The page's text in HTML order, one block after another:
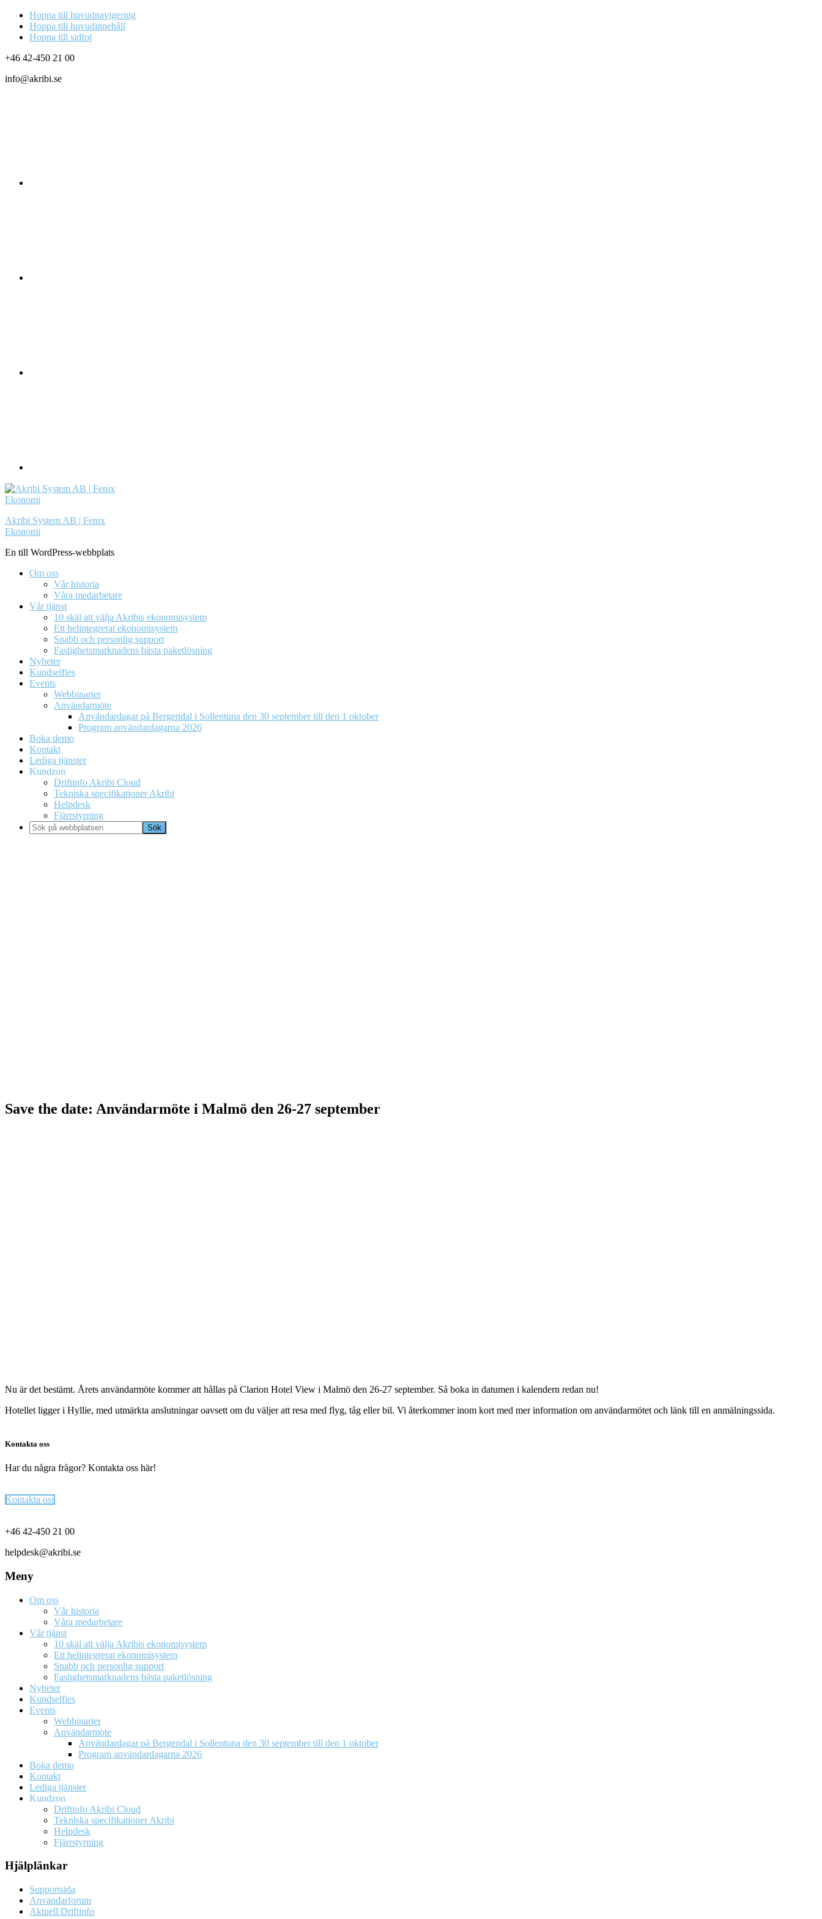
Hoppa till huvudnavigering
Hoppa till huvudinnehåll
Hoppa till sidfot
+46 42-450 21 00
info@akribi.se
Akribi System AB | Fenix
Ekonomi
En till WordPress-webbplats
Om oss
Vår historia
Våra medarbetare
Vår tjänst
10 skäl att välja Akribis ekonomisystem
Ett helintegrerat ekonomisystem
Snabb och personlig support
Fastighetsmarknadens bästa paketlösning
Nyheter
Kundselfies
Events
Webbinarier
Användarmöte
Användardagar på Bergendal i Sollentuna den 30 september till den 1 oktober
Program användardagarna 2026
Boka demo
Kontakt
Lediga tjänster
Kundzon
Driftinfo Akribi Cloud
Tekniska specifikationer Akribi
Helpdesk
Fjärrstyrning
Sök
på
Save the date: Användarmöte i Malmö den 26-27 september
Nu är det bestämt. Årets användarmöte kommer att hållas på Clarion Hotel View i Malmö den 26-27 september. Så boka in datumen i kalendern redan nu!
Hotellet ligger i Hyllie, med utmärkta anslutningar oavsett om du väljer att resa med flyg, tåg eller bil. Vi återkommer inom kort med mer information om användarmötet och länk till en anmälningssida.
Kontakta oss
Har du några frågor? Kontakta oss här!
Kontakta oss
+46 42-450 21 00
helpdesk@akribi.se
Meny
Om oss
Vår historia
Våra medarbetare
Vår tjänst
10 skäl att välja Akribis ekonomisystem
Ett helintegrerat ekonomisystem
Snabb och personlig support
Fastighetsmarknadens bästa paketlösning
Nyheter
Kundselfies
Events
Webbinarier
Användarmöte
Användardagar på Bergendal i Sollentuna den 30 september till den 1 oktober
Program användardagarna 2026
Boka demo
Kontakt
Lediga tjänster
Kundzon
Driftinfo Akribi Cloud
Tekniska specifikationer Akribi
Helpdesk
Fjärrstyrning
Hjälplänkar
Supportsida
Användarforum
Aktuell Driftinfo